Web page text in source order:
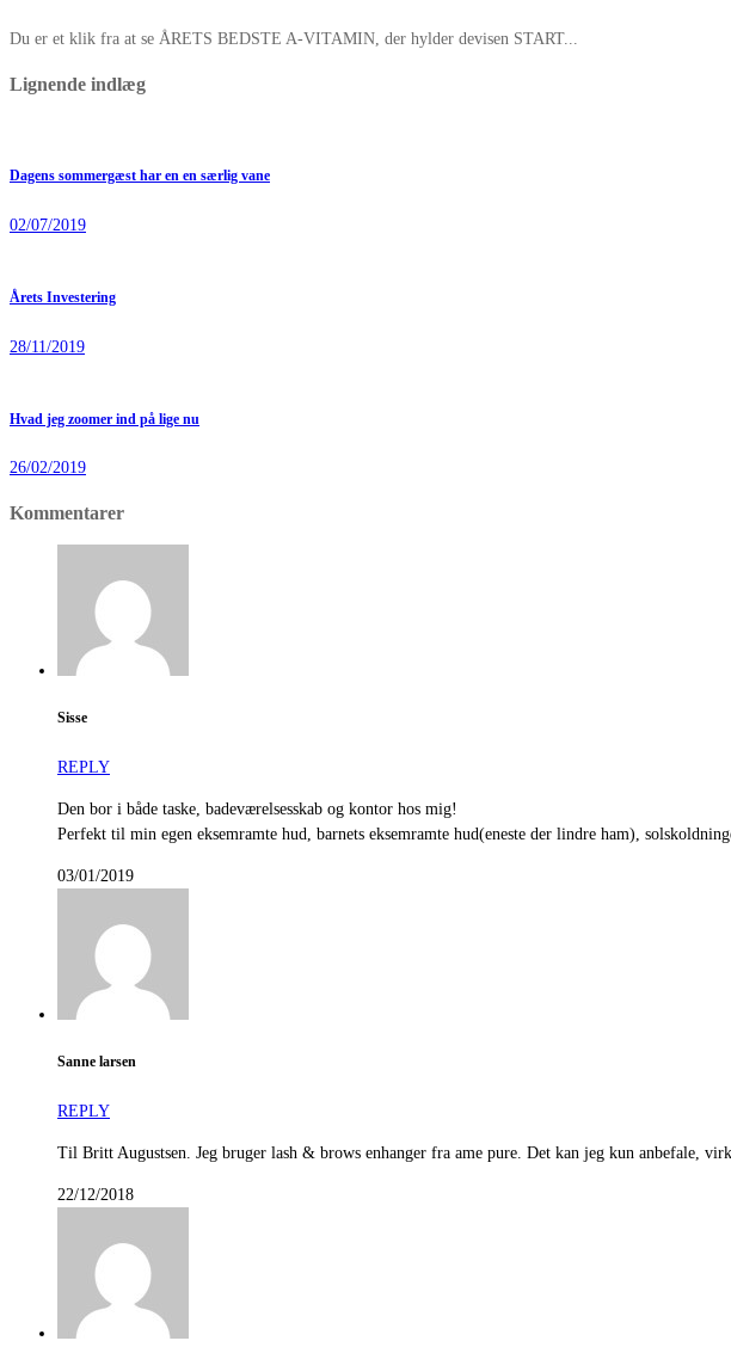
Du er et klik fra at se ÅRETS BEDSTE A-VITAMIN, der hylder devisen START...
Lignende indlæg
Dagens sommergæst har en en særlig vane
02/07/2019
Årets Investering
28/11/2019
Hvad jeg zoomer ind på lige nu
26/02/2019
Kommentarer
Sisse
REPLY
Den bor i både taske, badeværelsesskab og kontor hos mig!
Perfekt til min egen eksemramte hud, barnets eksemramte hud(eneste der lindre ham),
03/01/2019
Sanne larsen
REPLY
Til Britt Augustsen. Jeg bruger lash & brows enhanger fra ame pure. Det kan jeg kun anbefale,
22/12/2018